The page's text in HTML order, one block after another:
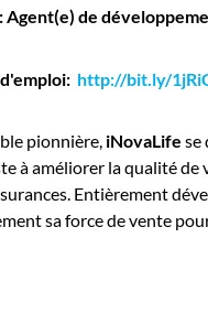
Agent(e) de
http://bit.ly/
pionnière, iNovaLife se
à améliorer la qualité de
Entièrement
sa force de vente